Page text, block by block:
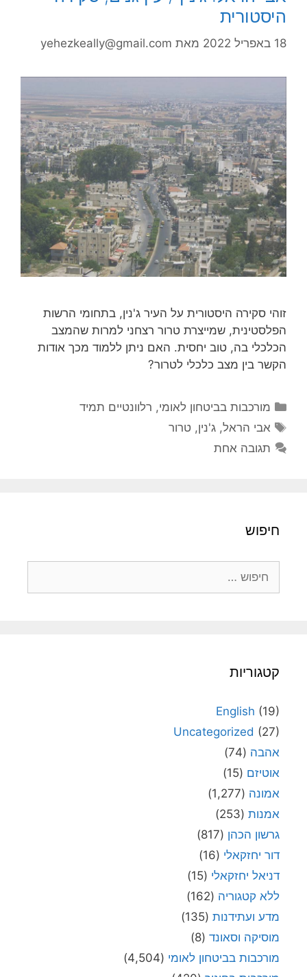
היסטורית
18 באפריל 2022 מאת yehezkeally@gmail.com
זוהי סקירה היסטורית על העיר ג'נין, בתחומי הרשות
הפלסטינית, שמייצרת טרור רצחני למרות שהמצב
הכלכלי בה, טוב יחסית. האם ניתן ללמוד מכך אודות
הקשר בין מצב כלכלי לטרור?
קטגוריות
מורכבות בביטחון לאומי, רלוונטיים תמיד
תגיות
אבי הראל,ג'נין,טרור
תגובה אחת
חיפוש
קטגוריות
English (19)
Uncategorized (27)
אהבה (74)
אוטיזם (15)
אמונה (1,277)
אמנות (253)
גרשון הכהן (817)
דור יחזקאלי (16)
דניאל יחזקאלי (15)
ללא קטגוריה (162)
מדע ועתידנות (135)
מוסיקה וסאונד (8)
מורכבות בביטחון לאומי (4,504)